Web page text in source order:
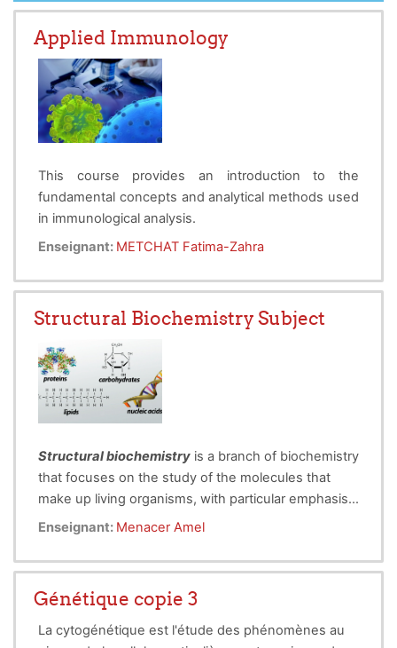
Applied Immunology
This course provides an introduction to the
fundamental concepts and analytical methods used
in immunological analysis.
At the end of this course, students will be able to:
• Explain the principles underlying major
• Differentiate between analytical methods based
on their mechanisms, sensitivity, specificity, and
applications.
Enseignant: METCHAT Fatima-Zahra
Structural Biochemistry Subject
Structural biochemistry is a branch of biochemistry
that focuses on the study of the molecules that
make up living organisms, with particular emphasis
on their structure. It is well established that living
categories of biomolecules: lipids, carbohydrates,
how these molecules are structured, how they
interact with one another, and how their structure
Enseignant: Menacer Amel
Génétique copie 3
La cytogénétique est l'étude des phénomènes au